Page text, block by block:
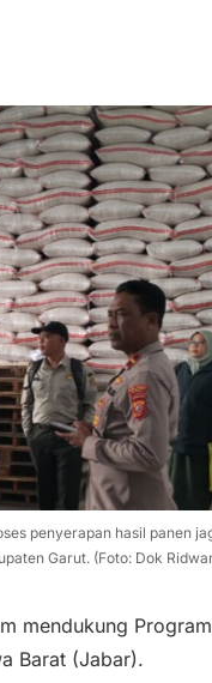
penyerapan hasil panen
Garut. (Foto: Dok
mendukung
Barat (Jabar).